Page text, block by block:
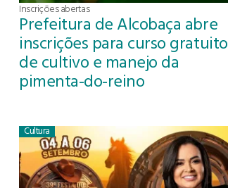
Inscrições abertas
Prefeitura de Alcobaça abre
inscrições para curso gratuito
de cultivo e manejo da
pimenta-do-reino
Cultura